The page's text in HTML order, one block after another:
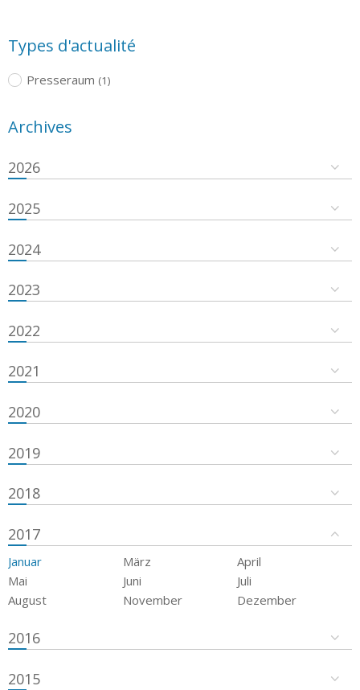
Types d'actualité
Presseraum (1)
Archives
2026
2025
2024
2023
2022
2021
2020
2019
2018
2017
Januar März
April
Mai
Juni
Juli
August
November Dezember
2016
2015